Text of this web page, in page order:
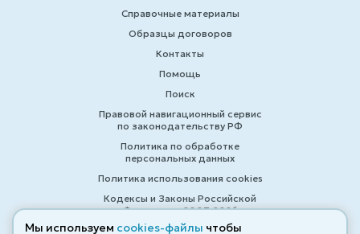
Справочные материалы
Образцы договоров
Контакты
Помощь
Поиск
Правовой навигационный сервис
по законодательству РФ
Политика по обработке
персональных данных
Политика использования cookies
Кодексы и Законы Российской
Федерации 2007-2026
Мы используем cookies-файлы чтобы